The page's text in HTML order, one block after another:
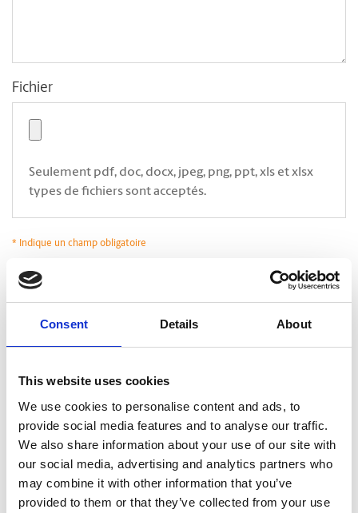
Consent Details About
This website uses cookies
We use cookies to personalise content and ads, to
provide social media features and to analyse our traffic.
We also share information about your use of our site with
our social media, advertising and analytics partners who
may combine it with other information that you’ve
provided to them or that they’ve collected from your use
Fichier
Seulement pdf, doc, docx, jpeg, png, ppt, xls et xlsx
types de fichiers sont acceptés.
* Indique un champ obligatoire
* Oui, j’accepte que The UPS Store communique avec moi*. En cliquant sur
Soumettre, je déclare avoir lu et accepter la
Politique de confidentialité..
CAPTCHA